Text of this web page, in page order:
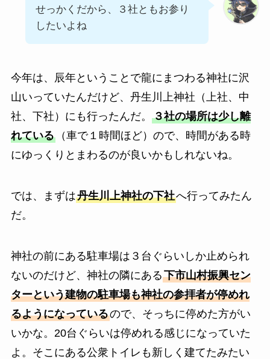
せっかくだから、３社ともお参り
したいよね
今年は、辰年ということで龍にまつわる神社に沢
山いっていたんだけど、丹生川上神社（上社、中
社、下社）にも行ったんだ。 ３社の場所は少し離
れている（車で１時間ほど）ので、時間がある時
にゆっくりとまわるのが良いかもしれないね。
では、まずは丹生川上神社の下社へ行ってみたん
だ。
神社の前にある駐車場は３台ぐらいしか止められ
ないのだけど、神社の隣にある下市山村振興セン
ターという建物の駐車場も神社の参拝者が停めれ
るようになっているので、そっちに停めた方がい
いかな。20台ぐらいは停めれる感じになっていた
よ。そこにある公衆トイレも新しく建てたみたい